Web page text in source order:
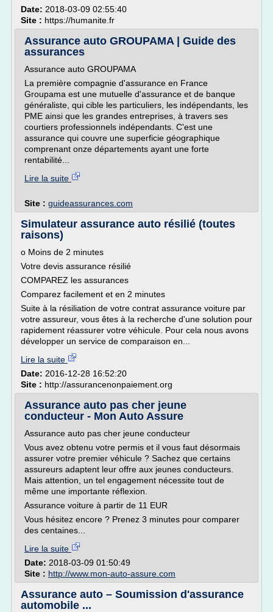
Date: 2018-03-09 02:55:40
Site : https://humanite.fr
Assurance auto GROUPAMA | Guide des
assurances
Assurance auto GROUPAMA
La première compagnie d'assurance en France
Groupama est une mutuelle d'assurance et de banque
généraliste, qui cible les particuliers, les indépendants, les
PME ainsi que les grandes entreprises, à travers ses
courtiers professionnels indépendants. C'est une
assurance qui couvre une superficie géographique
comprenant onze départements ayant une forte
rentabilité...
Lire la suite
Site : guideassurances.com
Simulateur assurance auto résilié (toutes
raisons)
o Moins de 2 minutes
Votre devis assurance résilié
COMPAREZ les assurances
Comparez facilement et en 2 minutes
Suite à la résiliation de votre contrat assurance voiture par
votre assureur, vous êtes à la recherche d'une solution pour
rapidement réassurer votre véhicule. Pour cela nous avons
développer un service de comparaison en...
Lire la suite
Date: 2016-12-28 16:52:20
Site : http://assurancenonpaiement.org
Assurance auto pas cher jeune
conducteur - Mon Auto Assure
Assurance auto pas cher jeune conducteur
Vous avez obtenu votre permis et il vous faut désormais
assurer votre premier véhicule ? Sachez que certains
assureurs adaptent leur offre aux jeunes conducteurs.
Mais attention, un tel engagement nécessite tout de
même une importante réflexion.
Assurance voiture à partir de 11 EUR
Vous hésitez encore ? Prenez 3 minutes pour comparer
des centaines...
Lire la suite
Date: 2018-03-09 01:50:49
Site : http://www.mon-auto-assure.com
Assurance auto – Soumission d'assurance
automobile ...